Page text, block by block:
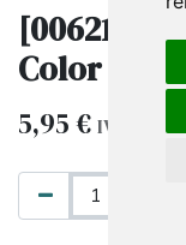
[006211]
Color
5,95€ IVA